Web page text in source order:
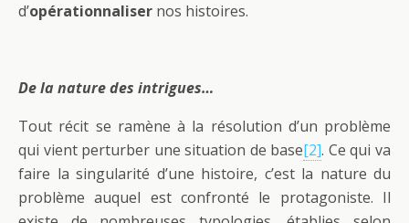
d’opérationnaliser nos histoires.
De la nature des intrigues…
Tout récit se ramène à la résolution d’un problème
qui vient perturber une situation de base[2]. Ce qui va
faire la singularité d’une histoire, c’est la nature du
problème auquel est confronté le protagoniste. Il